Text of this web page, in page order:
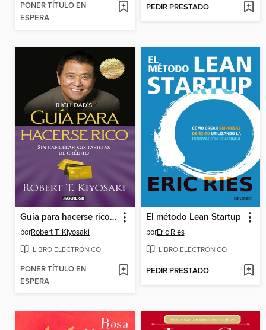
PONER TÍTULO EN
ESPERA
PEDIR PRESTADO
Guía para hacerse rico sin cancelar sus tarjetas de crédito
porRobert T. Kiyosaki
LIBRO ELECTRÓNICO
PONER TÍTULO EN
ESPERA
El método Lean Startup
porEric Ries
LIBRO ELECTRÓNICO
PEDIR PRESTADO